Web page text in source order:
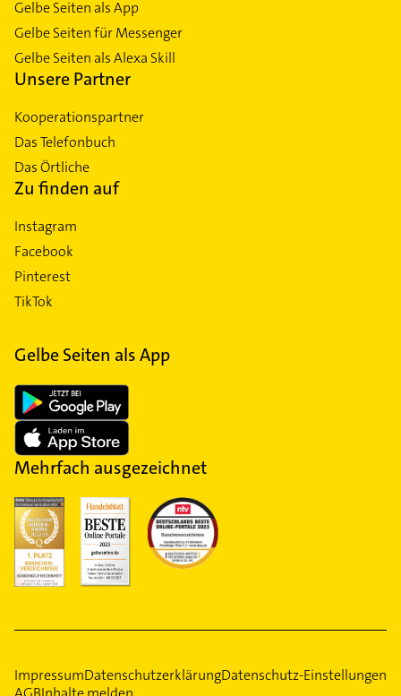
Gelbe Seiten als App
Gelbe Seiten für Messenger
Gelbe Seiten als Alexa Skill
Unsere Partner
Kooperationspartner
Das Telefonbuch
Das Örtliche
Zu finden auf
Instagram
Facebook
Pinterest
TikTok
Gelbe Seiten als App
Mehrfach ausgezeichnet
ImpressumDatenschutzerklärungDatenschutz-Einstellungen